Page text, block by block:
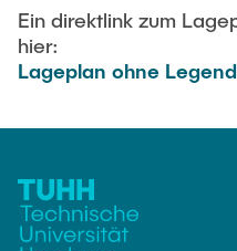
Bartosz Tegowski
Frederik Vollmer
Dr. Jasmin Gabsteiger
Anand Dubey
Ein direktlink zum
hier:
Lageplan ohne